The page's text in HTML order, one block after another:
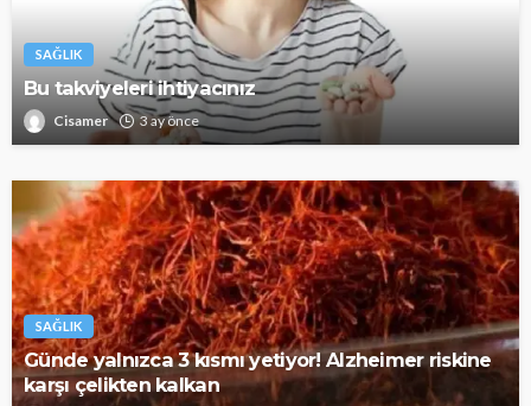
SAĞLIK
Bu takviyeleri ihtiyacınız
Cisamer 3 ay önce
SAĞLIK
Günde yalnızca 3 kısmı yetiyor! Alzheimer riskine
karşı çelikten kalkan